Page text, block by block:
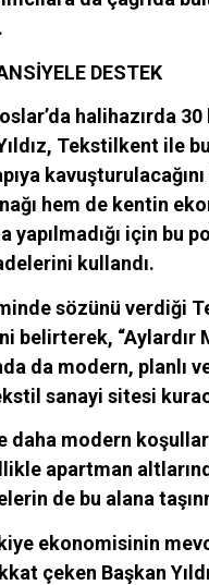
DESTEK
halihazırda
Yıldız, Tekstilkent ile
hem de kentin
için bu
kullandı.
sözünü verdiği
belirterek, “Aylardır
da modern, planlı
sanayi sitesi
modern
apartman
de bu alana
ekonomisinin
çeken Başkan